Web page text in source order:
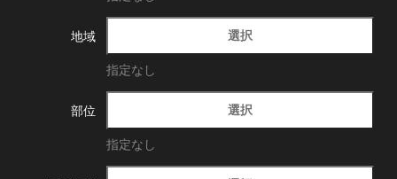
地域 選択
指定なし
部位 選択
指定なし